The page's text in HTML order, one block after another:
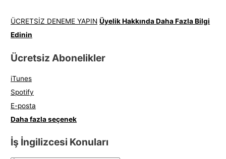
ÜCRETSİZ DENEME YAPIN Üyelik Hakkında Daha Fazla Bilgi
Edinin
Ücretsiz Abonelikler
iTunes
Spotify
E-posta
Daha fazla seçenek
İş İngilizcesi Konuları